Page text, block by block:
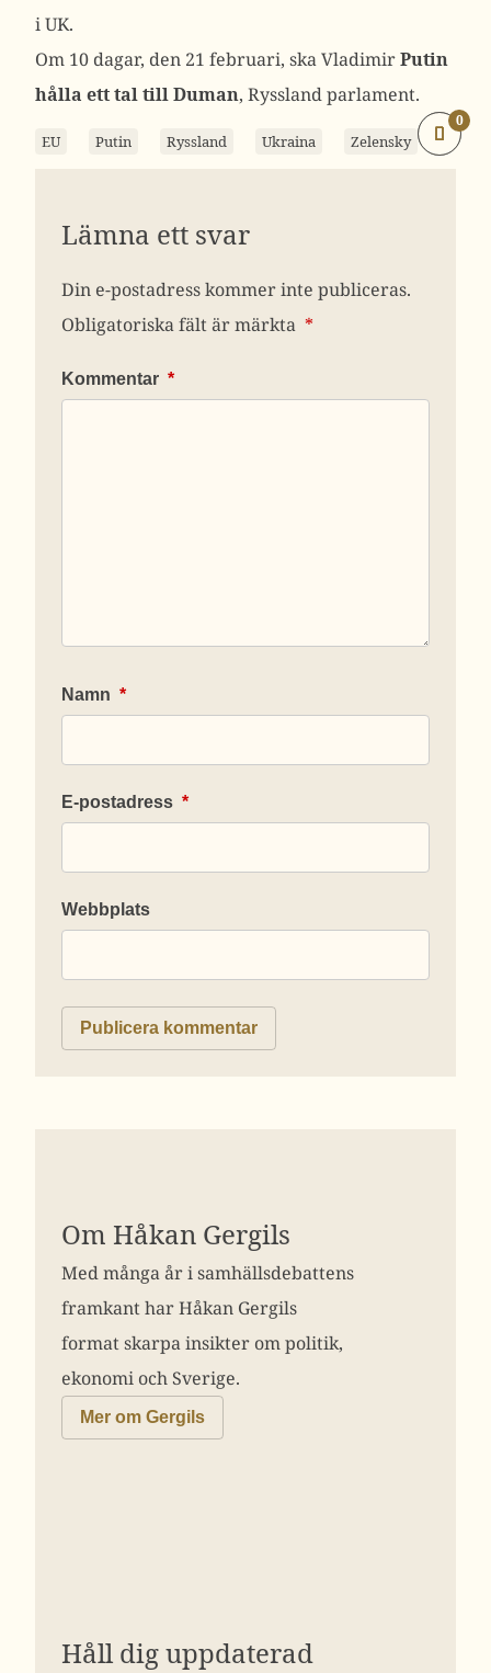
i UK.
Om 10 dagar, den 21 februari, ska VladimirPutin
hålla ett tal till Duman, Ryssland parlament.
EU Putin Ryssland Ukraina Zelensky
0
Lämna ett svar
Din e-postadress kommer inte publiceras.
Obligatoriska fält är märkta *
Kommentar *
Namn *
E-postadress *
Webbplats
Om Håkan Gergils
Med många år i samhällsdebattens
framkant har Håkan Gergils
format skarpa insikter om politik,
ekonomi och Sverige.
Mer om Gergils
Håll dig uppdaterad